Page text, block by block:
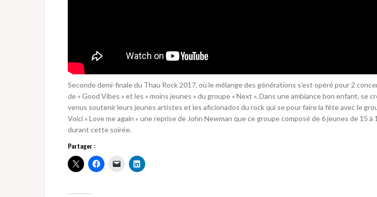
Seconde demi-finale du Thau Rock 2017, où le mélange des générations s’est opéré pour 2
de « Good Vibes » et les « moins jeunes » du groupe « Next ». Dans une ambiance bon enfant, se
venus soutenir leurs jeunes artistes et les aficionados du rock qui se pour faire la fête avec le
Voici « Love me again » une reprise de John Newman que ce groupe composé de 6 jeunes de 15
durant cette soirée.
Partager :